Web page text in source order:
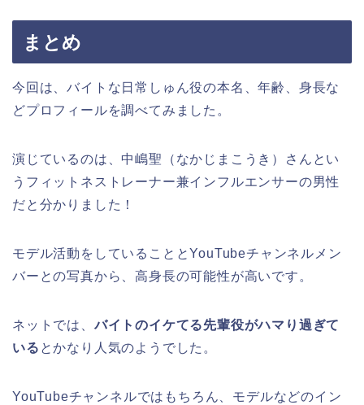
まとめ
今回は、バイトな日常しゅん役の本名、年齢、身長な
どプロフィールを調べてみました。
演じているのは、中嶋聖（なかじまこうき）さんとい
うフィットネストレーナー兼インフルエンサーの男性
だと分かりました！
モデル活動をしていることとYouTubeチャンネルメン
バーとの写真から、高身長の可能性が高いです。
ネットでは、バイトのイケてる先輩役がハマり過ぎて
いる とかなり人気のようでした。
YouTubeチャンネルではもちろん、モデルなどのイン